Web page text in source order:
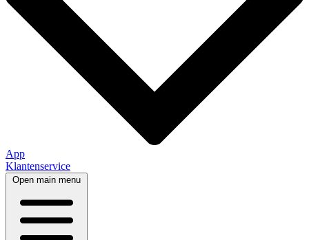
App
Klantenservice
Open main menu